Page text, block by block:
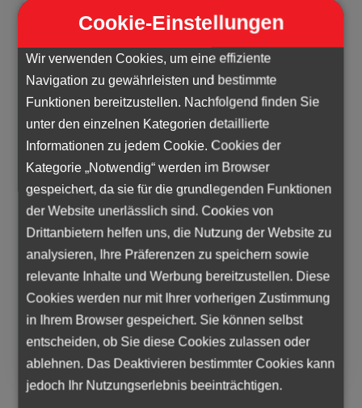
Cookie-Einstellungen
Wir verwenden Cookies, um eine effiziente
Navigation zu gewährleisten und bestimmte
Funktionen bereitzustellen. Nachfolgend finden Sie
unter den einzelnen Kategorien detaillierte
Informationen zu jedem Cookie. Cookies der
Kategorie „Notwendig“ werden im Browser
gespeichert, da sie für die grundlegenden Funktionen
der Website unerlässlich sind. Cookies von
Drittanbietern helfen uns, die Nutzung der Website zu
analysieren, Ihre Präferenzen zu speichern sowie
relevante Inhalte und Werbung bereitzustellen. Diese
Cookies werden nur mit Ihrer vorherigen Zustimmung
in Ihrem Browser gespeichert. Sie können selbst
entscheiden, ob Sie diese Cookies zulassen oder
ablehnen. Das Deaktivieren bestimmter Cookies kann
jedoch Ihr Nutzungserlebnis beeinträchtigen.
psychischen Gesundheit der Arbeitnehmer
hervorzuheben und zu diskutieren, mit
besonderem Augenmerk auf die Prävention
von Burnout und die Möglichkeit, dies in die
Unternehmensstrategie der DUIHK-
Mitgliedsunternehmen zu integrieren.
19. Juni 2025 – Beim Gartenfest der DUIHK
hatten wir erneut die Möglichkeit, Kontakte zu
Akteuren der deutschen und ungarischen
Wirtschaft zu knüpfen.
Tags:Partnerschaften & Kooperationen